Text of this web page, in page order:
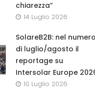
chiarezza”
14 Luglio 2026
SolareB2B: nel numero
di luglio/agosto il
reportage su
Intersolar Europe
10 Luglio 2026